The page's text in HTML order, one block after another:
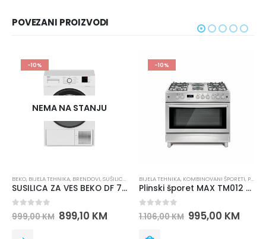
POVEZANI PROIZVODI
-10%
NEMA NA STANJU
BEKO, BIJELA TEHNIKA, BRENDOVI,SUŠILICE ZA VEŠ
SUSILICA ZA VES BEKO DF 7412 PA
0 out of 5
999,00KM 899,10 KM
-10%
BIJELA TEHNIKA, KOMBINOVANI ŠPORETI, PLINSKI ŠPORETI
Plinski šporet MAX TM012 P90X60IN4G4+2E
0out of 5
1.106,00KM 995,00 KM